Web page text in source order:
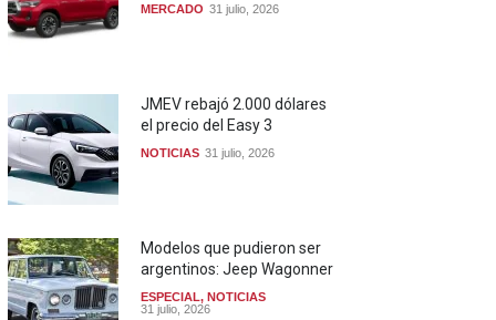
MERCADO 31 julio, 2026
JMEV rebajó 2.000 dólares
el precio del Easy 3
NOTICIAS 31 julio, 2026
Modelos que pudieron ser
argentinos: Jeep Wagonner
ESPECIAL, NOTICIAS
31 julio, 2026